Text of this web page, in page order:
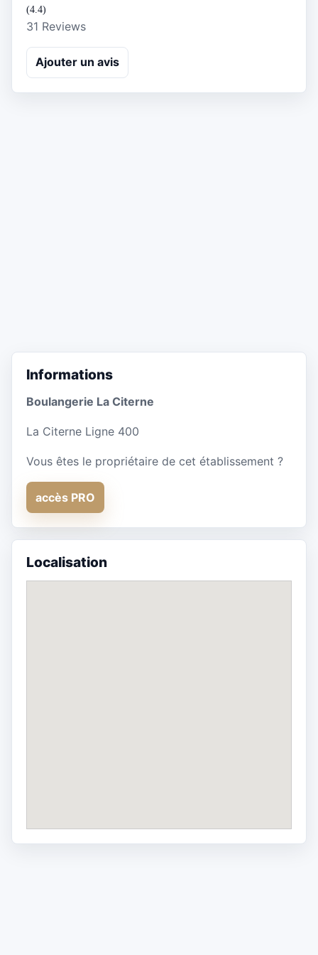
(4.4)
31 Reviews
Ajouter un avis
Informations
Boulangerie La Citerne
La Citerne Ligne 400
Vous êtes le propriétaire de cet établissement ?
accès PRO
Localisation